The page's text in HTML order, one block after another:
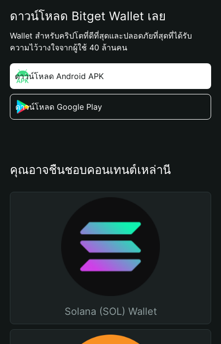
ดาวน์โหลด Bitget Wallet เลย
Wallet สำหรับคริปโตที่ดีที่สุดและปลอดภัยที่สุดที่ได้รับ
ความไว้วางใจจากผู้ใช้ 40 ล้านคน
ดาวน์โหลด Android APK
ดาวน์โหลด Google Play
คุณอาจชื่นชอบคอนเทนต์เหล่านี้
Solana (SOL) Wallet